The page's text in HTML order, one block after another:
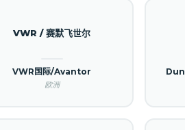
VWR / 赛默飞世尔
VWR国际/Avantor
欧洲